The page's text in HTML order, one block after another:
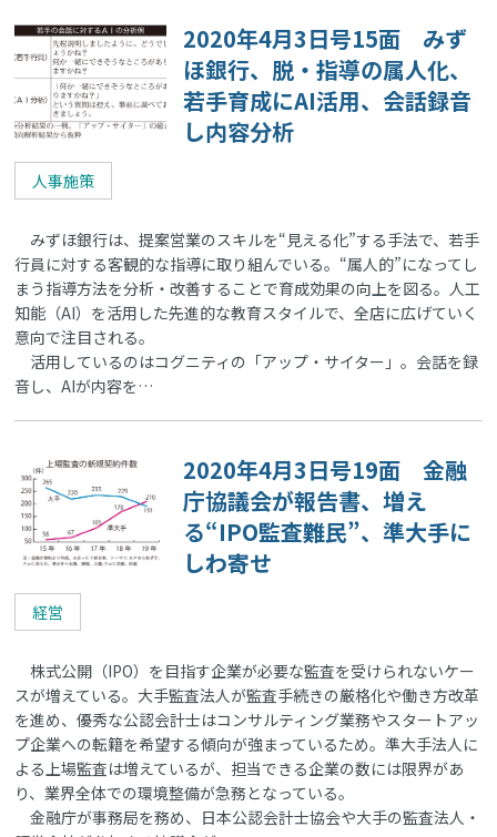
2020年4月3日号15面 みず
ほ銀行、脱・指導の属人化、
若手育成にAI活用、会話録音
し内容分析
人事施策
みずほ銀行は、提案営業のスキルを“見える化”する手法で、若手
行員に対する客観的な指導に取り組んでいる。“属人的”になってし
まう指導方法を分析・改善することで育成効果の向上を図る。人工
知能（AI）を活用した先進的な教育スタイルで、全店に広げていく
意向で注目される。
活用しているのはコグニティの「アップ・サイター」。会話を録
音し、AIが内容を…
2020年4月3日号19面 金融
庁協議会が報告書、増え
る“IPO監査難民”、準大手に
しわ寄せ
経営
株式公開（IPO）を目指す企業が必要な監査を受けられないケー
スが増えている。大手監査法人が監査手続きの厳格化や働き方改革
を進め、優秀な公認会計士はコンサルティング業務やスタートアッ
プ企業への転籍を希望する傾向が強まっているため。準大手法人に
よる上場監査は増えているが、担当できる企業の数には限界があ
り、業界全体での環境整備が急務となっている。
金融庁が事務局を務め、日本公認会計士協会や大手の監査法人・